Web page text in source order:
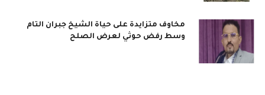
مخاوف متزايدة على حياة الشيخ جبران التام
وسط رفض حوثي لعرض الصلح